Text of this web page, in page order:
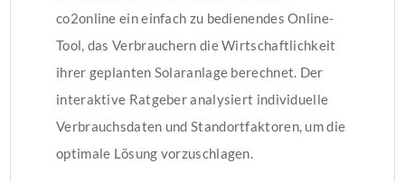
co2online ein einfach zu bedienendes Online-
Tool, das Verbrauchern die Wirtschaftlichkeit
ihrer geplanten Solaranlage berechnet. Der
interaktive Ratgeber analysiert individuelle
Verbrauchsdaten und Standortfaktoren, um die
optimale Lösung vorzuschlagen.